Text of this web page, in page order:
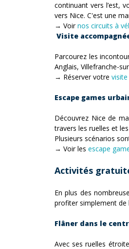
continuant vers l’est,
vers Nice. C'est une
→ Voir nos circuits à
Visite
Parcourez les
Anglais, Villefranche-
→ Réserver votre
Escape games
Découvrez Nice de
travers les ruelles et
Plusieurs scénarios
→ Voir les escape
Activités
En plus des
profiter simplement de
Flâner dans le
Avec ses ruelles